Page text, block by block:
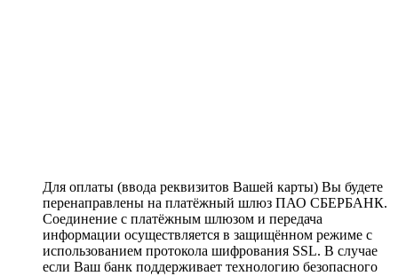
Для оплаты (ввода реквизитов Вашей карты) Вы будете
перенаправлены на платёжный шлюз ПАО СБЕРБАНК.
Соединение с платёжным шлюзом и передача
информации осуществляется в защищённом режиме с
использованием протокола шифрования SSL. В случае
если Ваш банк поддерживает технологию безопасного